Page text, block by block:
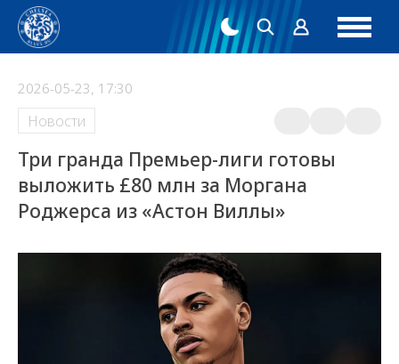
2026-05-23, 17:30
Новости
Три гранда Премьер-лиги готовы
выложить £80 млн за Моргана
Роджерса из «Астон Виллы»